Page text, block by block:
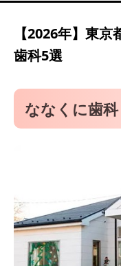
中川歯科医
あい歯科ク
【2026年】 東京
歯科5選
ななくに歯科